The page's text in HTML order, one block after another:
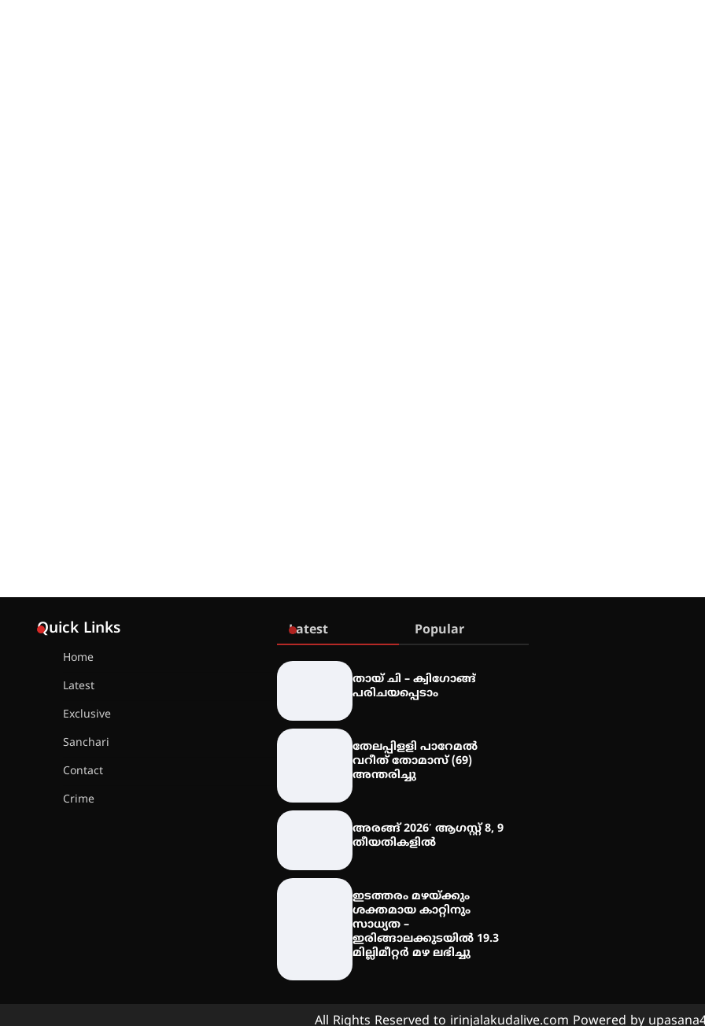
Quick Links
Home
Latest
Exclusive
Sanchari
Contact
Crime
Latest Popular
തായ് ചി – ക്വിഗോങ്ങ്
പരിചയപ്പെടാം
തേലപ്പിളളി പാറേമൽ
വറീത് തോമാസ് (69)
അന്തരിച്ചു
അരങ്ങ് 2026′ ആഗസ്റ്റ് 8, 9
തീയതികളിൽ
ഇടത്തരം മഴയ്ക്കും
ശക്തമായ കാറ്റിനും
സാധ്യത –
ഇരിങ്ങാലക്കുടയിൽ 19.3
മില്ലിമീറ്റർ മഴ ലഭിച്ചു
All Rights Reserved to irinjalakudalive.com Powered by